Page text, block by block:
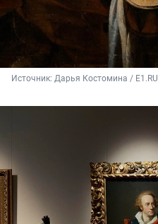
Источник: Дарья Костомина / E1.RU